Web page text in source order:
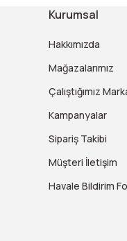
Kurumsal
Hakkımızda
Mağazalarımız
Çalıştığımız
Kampanyalar
Sipariş Takibi
Müşteri İletişim
Havale Bildirim